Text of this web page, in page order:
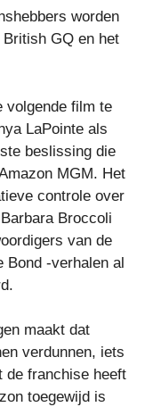
worden
GQ en het
volgende film te
LaPointe als
beslissing die
MGM. Het
controle over
Broccoli
van de
Bond -verhalen al
maakt dat
verdunnen, iets
de franchise heeft
toegewijd is